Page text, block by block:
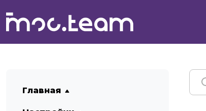
Главная